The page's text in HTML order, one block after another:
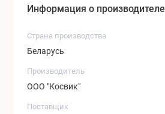
Информация о производителе
Страна производства
Беларусь
Производитель
ООО "Косвик"
Поставщик